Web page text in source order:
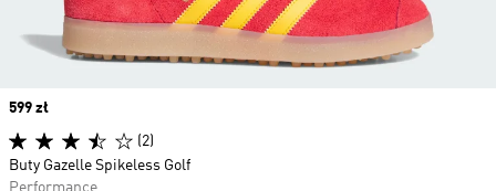
Price
599 zł
(2)
Buty Gazelle Spikeless Golf
Performance